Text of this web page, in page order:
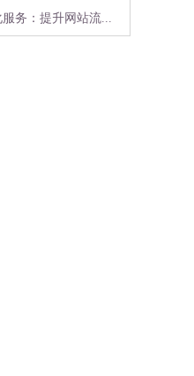
务：提升网站流...